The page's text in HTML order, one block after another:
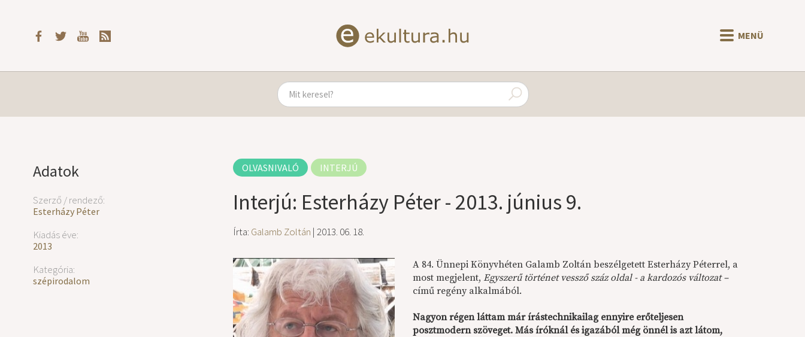
MENÜ
Adatok
Szerző / rendező:
Esterházy Péter
Kiadás éve:
2013
Kategória:
szépirodalom
OLVASNIVALÓ INTERJÚ
Interjú: Esterházy Péter - 2013. június 9.
Írta: Galamb Zoltán | 2013. 06. 18.
A 84. Ünnepi Könyvhéten Galamb Zoltán beszélgetett Esterházy Péterrel, a
most megjelent,Egyszerű történet vessző száz oldal - a kardozós változat –
című regény alkalmából.
Nagyon régen láttam már írástechnikailag ennyire erőteljesen
posztmodern szöveget. Más íróknál és igazából még önnél is azt látom,